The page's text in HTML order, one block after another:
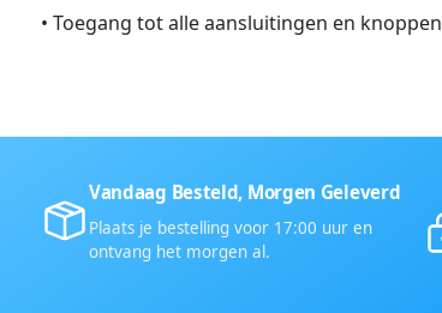
• Toegang tot alle aansluitingen en knoppen
Vandaag Besteld, Morgen Geleverd
Plaats je bestelling voor 17:00 uur en
ontvang het morgen al.